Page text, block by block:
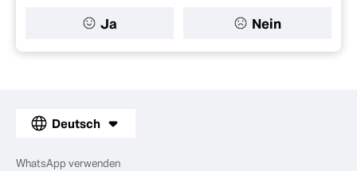
Ja Nein
Deutsch
WhatsApp verwenden